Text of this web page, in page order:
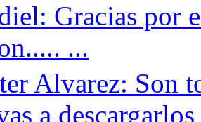
Gracias por
...
Alvarez: Son
a